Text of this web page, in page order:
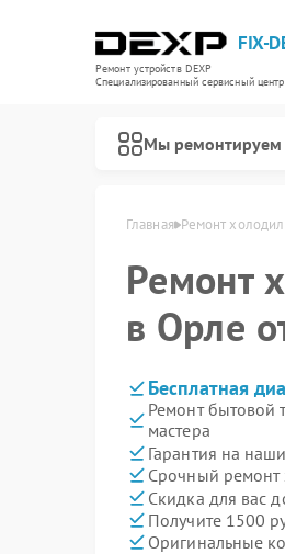
FIX-
Ремонт устройств DEXP
Специализированный cервисный центр
Мы ремонтируем
Главная Ремонт
Ремонт
в Орле
Бесплатная
Ремонт бытовой
мастера
Гарантия на
Срочный ремонт
Скидка для вас
Получите 1500
Оригинальные